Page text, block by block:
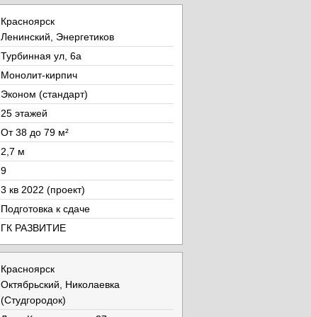
Красноярск
Ленинский, Энергетиков
Турбинная ул, 6а
Монолит-кирпич
Эконом (стандарт)
25 этажей
От 38 до 79 м²
2,7 м
9
3 кв 2022 (проект)
Подготовка к сдаче
ГК РАЗВИТИЕ
Красноярск
Октябрьский, Николаевка
(Студгородок)